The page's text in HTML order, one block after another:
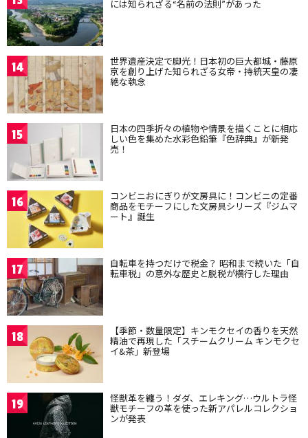
には知られざる“名前の法則”があった
14 世界遺産決定で脚光！日本初の巨大都城・藤原
京を創り上げた知られざる女帝・持統天皇の凄
絶な執念
15 日本の四季折々の植物や情景を描くことに相応
しい色を集めた水彩色鉛筆『色辞典』が新発
売！
16 コンビニおにぎりが文房具に！コンビニの定番
商品をモチーフにした文房具シリーズ『ジムマ
ート』誕生
17 自転車を持つだけで税金？ 昭和まで続いた「自
転車税」の意外な歴史と脱税が横行した理由
18 【季節・数量限定】キンモクセイの香りを天然
精油で再現した「スチームクリーム キンモクセ
イ&茶」新登場
19 怪獣革を纏う！ダダ、エレキング…ウルトラ怪
獣モチーフの革を使った新アパレルコレクショ
ンが発表